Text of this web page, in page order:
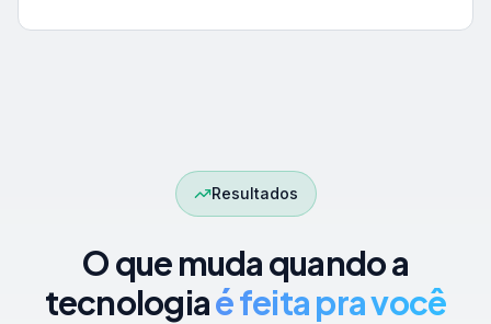
Resultados
O que muda quando a
tecnologiaé feita pra você